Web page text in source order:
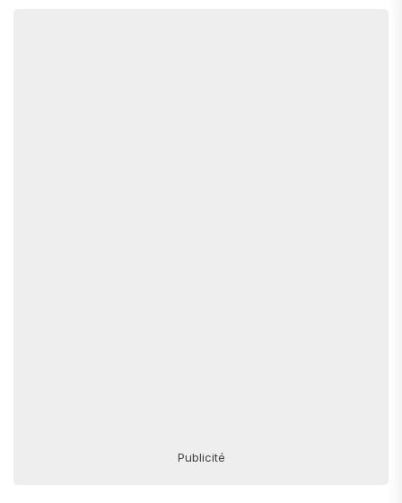
Publicité